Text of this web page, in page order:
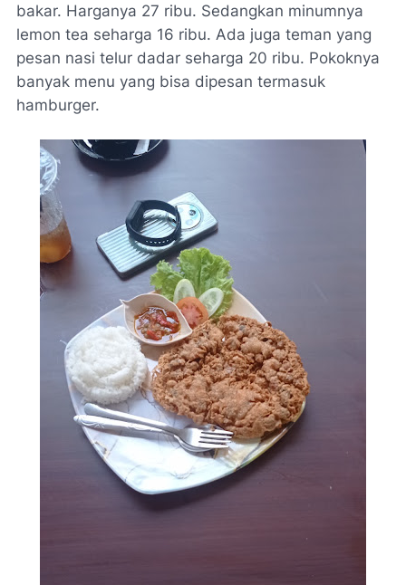
bakar. Harganya 27 ribu. Sedangkan minumnya
lemon tea seharga 16 ribu. Ada juga teman yang
pesan nasi telur dadar seharga 20 ribu. Pokoknya
banyak menu yang bisa dipesan termasuk
hamburger.